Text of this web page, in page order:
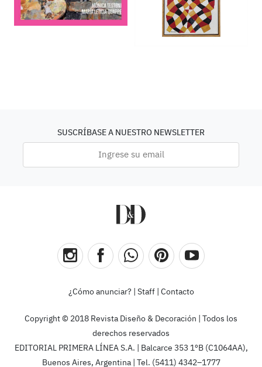
SUSCRÍBASE A NUESTRO NEWSLETTER
¿Cómo anunciar? Staff| Contacto
Copyright © 2018 Revista Diseño & Decoración | Todos los
derechos reservados
EDITORIAL PRIMERA LÍNEA S.A. | Balcarce 353 1ºB (C1064AA),
Buenos Aires, Argentina | Tel. (5411) 4342–1777